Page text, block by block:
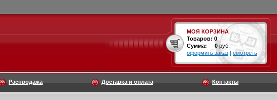
МОЯ КОРЗИНА
Товаров: 0
Сумма:
0 руб.
оформить заказ | смотреть
Распродажа Доставка и оплата Контакты